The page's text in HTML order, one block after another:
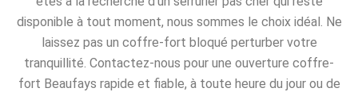
disponible à tout moment, nous sommes le choix idéal. Ne
laissez pas un coffre-fort bloqué perturber votre
tranquillité. Contactez-nous pour une ouverture coffre-
fort Beaufays rapide et fiable, à toute heure du jour ou de